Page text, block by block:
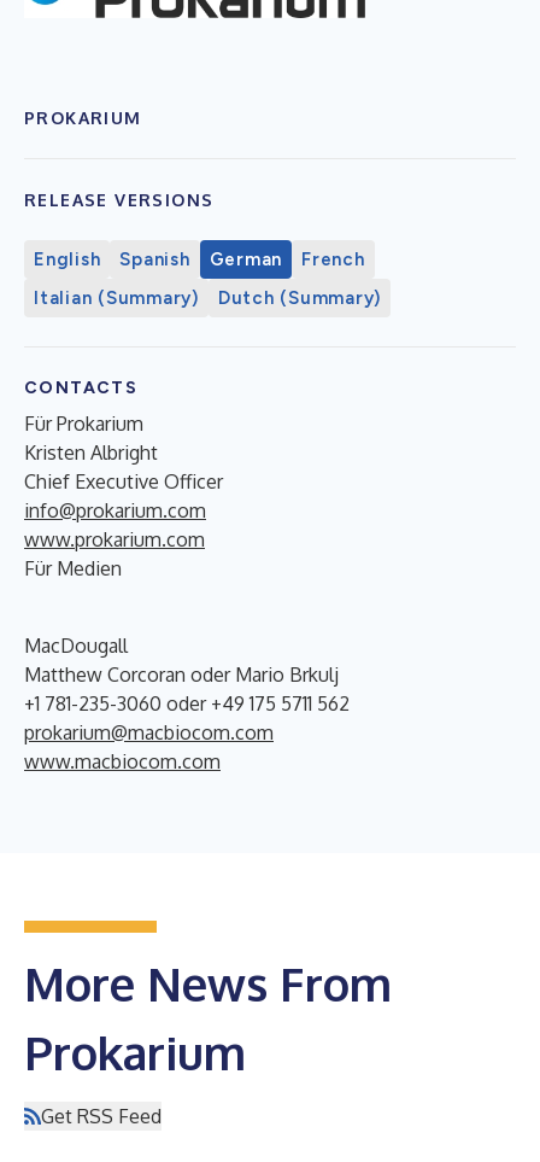
PROKARIUM
RELEASE VERSIONS
English Spanish German
French
Italian (Summary)
Dutch (Summary)
CONTACTS
Für Prokarium
Kristen Albright
Chief Executive Officer
info@prokarium.com
www.prokarium.com
Für Medien
MacDougall
Matthew Corcoran oder Mario Brkulj
+1 781-235-3060 oder +49 175 5711 562
prokarium@macbiocom.com
www.macbiocom.com
More News From
Prokarium
Get RSS Feed